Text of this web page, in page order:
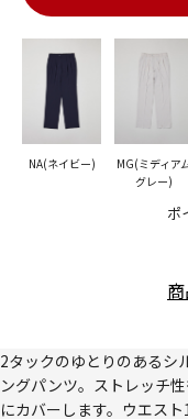
ポ
NA(ネイビー)
MG(ミディア
グレー)
2タックのゆとりのあるシ
ングパンツ。ストレッチ
にカバーします。ウエス